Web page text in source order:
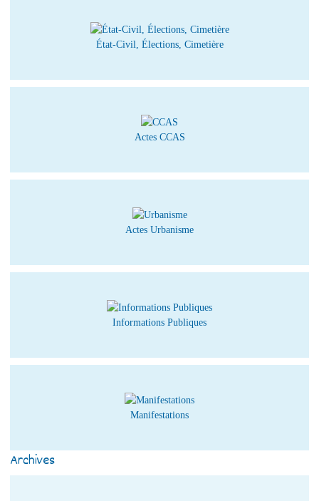
État-Civil, Élections, Cimetière
Actes CCAS
Actes Urbanisme
Informations Publiques
Manifestations
Archives